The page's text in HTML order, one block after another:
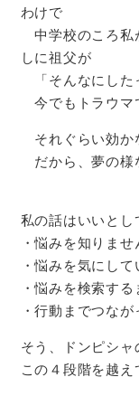
わけで
中学校のころ私
しに祖父が
「そんなにした
今でもトラウマ
それぐらい効か
だから、夢の様
私の話はいいとし
・悩みを知りませ
・悩みを気にして
・悩みを検索す
・行動までつなが
そう、ドンピシ
この４段階を越え